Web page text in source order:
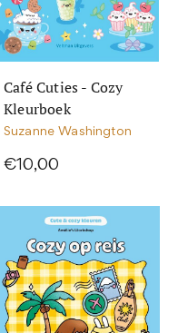
Café Cuties - Cozy
Kleurboek
Suzanne Washington
€10,00